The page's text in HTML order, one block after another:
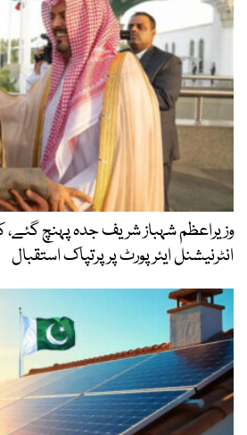
وزیراعظم شہباز شریف جدہ پہنچ گئے،
انٹرنیشنل ایئر پورٹ پر پرتپاک استقبال